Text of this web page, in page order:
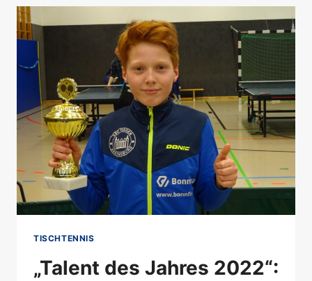
GLÜCKLICHES
2023
TISCHTENNIS
„Talent des Jahres 2022“: